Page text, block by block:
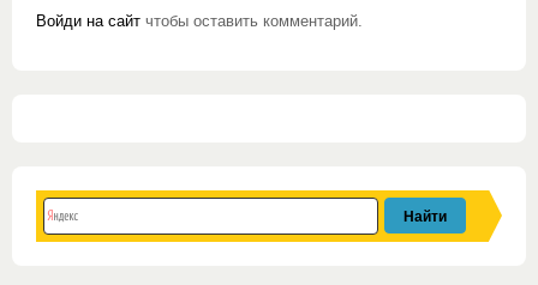
Войди на сайт чтобы оставить комментарий.